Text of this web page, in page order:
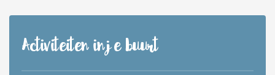
Activiteiten in je buurt